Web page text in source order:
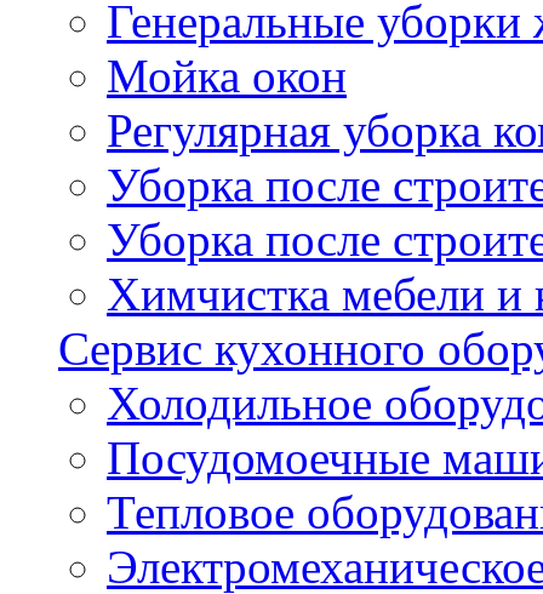
Генеральные
Мойка окон
Регулярная уборка
Уборка после
Уборка после
Химчистка мебели
Сервис кухонного
Холодильное
Посудомоечные
Тепловое